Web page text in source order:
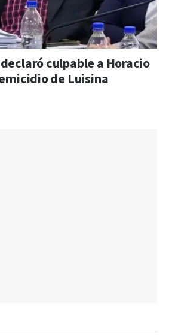
culpable a Horacio
de Luisina